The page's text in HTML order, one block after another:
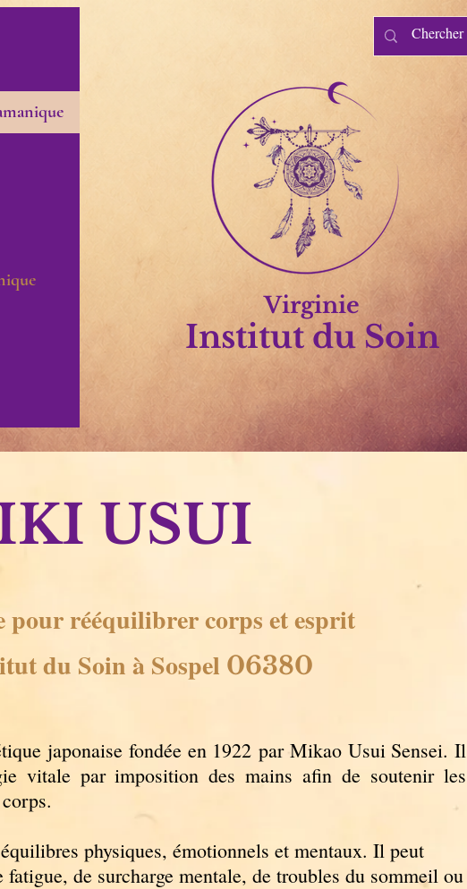
Virginie
Institut du Soin
USUI
pour rééquilibrer corps et esprit
du Soin à Sospel 06380
japonaise fondée en 1922 par Mikao Usui Sensei. Il
vitale par imposition des mains afin de soutenir les
physiques, émotionnels et mentaux. Il peut
fatigue, de surcharge mentale, de troubles du sommeil ou